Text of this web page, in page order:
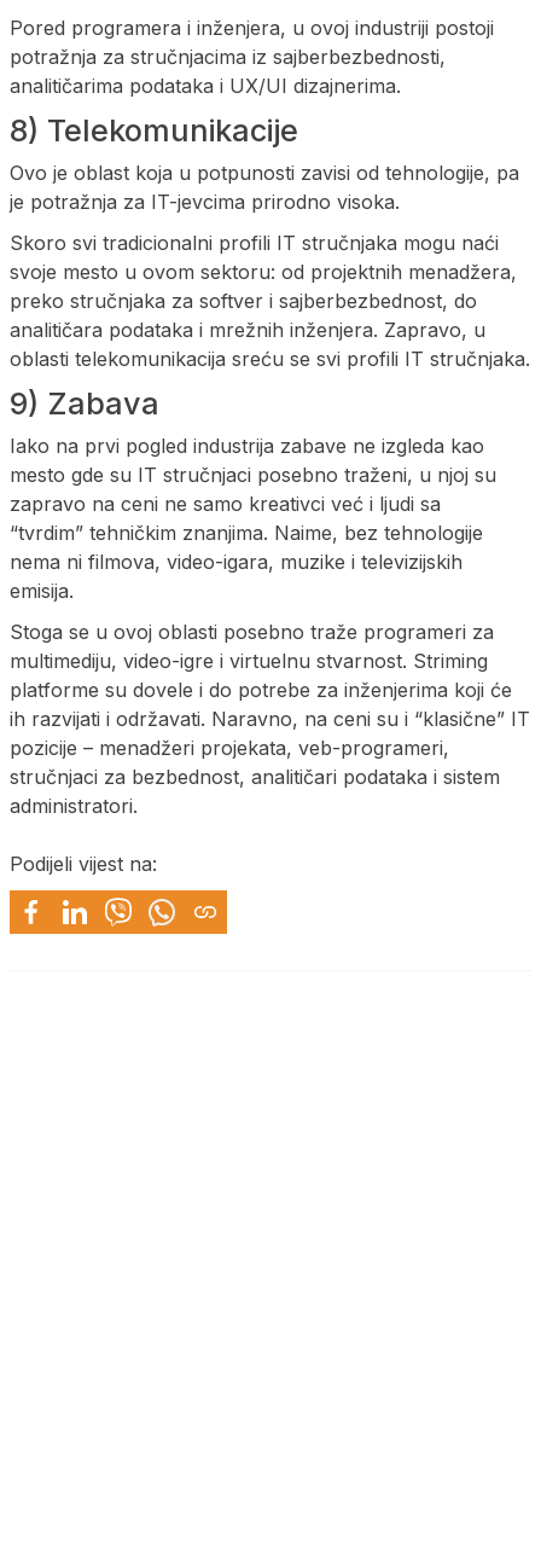
Pored programera i inženjera, u ovoj industriji postoji
potražnja za stručnjacima iz sajberbezbednosti,
analitičarima podataka i UX/UI dizajnerima.
8) Telekomunikacije
Ovo je oblast koja u potpunosti zavisi od tehnologije, pa
je potražnja za IT-jevcima prirodno visoka.
Skoro svi tradicionalni profili IT stručnjaka mogu naći
svoje mesto u ovom sektoru: od projektnih menadžera,
preko stručnjaka za softver i sajberbezbednost, do
analitičara podataka i mrežnih inženjera. Zapravo, u
oblasti telekomunikacija sreću se svi profili IT stručnjaka.
9) Zabava
Iako na prvi pogled industrija zabave ne izgleda kao
mesto gde su IT stručnjaci posebno traženi, u njoj su
zapravo na ceni ne samo kreativci već i ljudi sa
“tvrdim” tehničkim znanjima. Naime, bez tehnologije
nema ni filmova, video-igara, muzike i televizijskih
emisija.
Stoga se u ovoj oblasti posebno traže programeri za
multimediju, video-igre i virtuelnu stvarnost. Striming
platforme su dovele i do potrebe za inženjerima koji će
ih razvijati i održavati. Naravno, na ceni su i “klasične” IT
pozicije – menadžeri projekata, veb-programeri,
stručnjaci za bezbednost, analitičari podataka i sistem
administratori.
Podijeli vijest na: